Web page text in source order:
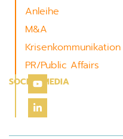
Anleihe
M&A
Krisenkommunikation
PR/Public Affairs
SOCIAL MEDIA